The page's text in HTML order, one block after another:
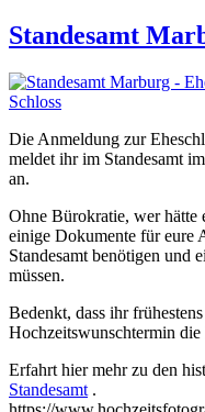
Standesamt
Die Anmeldung zur
meldet ihr im Standesamt
an.
Ohne Bürokratie, wer hätte
einige Dokumente für eure
Standesamt benötigen und
müssen.
Bedenkt, dass ihr
Hochzeitswunschtermin
Erfahrt hier mehr zu den
Standesamt .